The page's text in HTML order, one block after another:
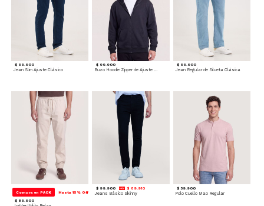
$ 99.900
Jean Slim Ajuste Clásico
$ 99.900
Buzo Hoodie Zipper de Ajuste Cómodo
$ 99.900
Jean Regular de Silueta Clásica
Compra en PACK Hasta 15% Off
$ 89.900
$ 99.900 $ 89.910
Jeans Básico Skinny
$ 59.900
Polo Cuello Mao Regular